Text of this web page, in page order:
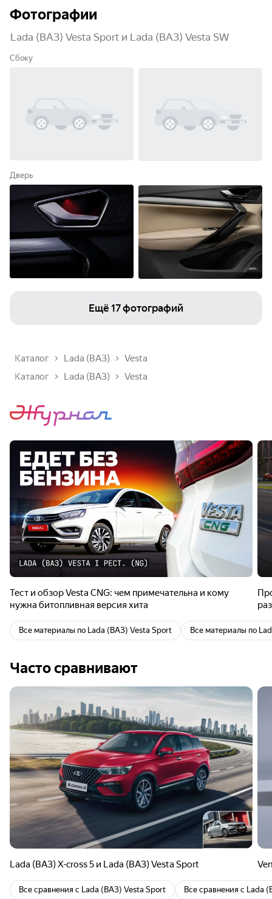
Фотографии
Lada (ВАЗ) Vesta Sport и Lada (ВАЗ) Vesta SW
Сбоку
Дверь
Ещё 17 фотографий
Каталог Lada (ВАЗ)
Vesta
Каталог
Lada (ВАЗ) Vesta
Тест и обзор Vesta CNG: чем примечательна и кому
нужна битопливная версия хита
раз
Все материалы по Lada (ВАЗ) Vesta Sport Все материалы по
Часто сравнивают
Lada (ВАЗ) X-cross 5 и Lada (ВАЗ) Vesta Sport
Все сравнения с Lada (ВАЗ) Vesta Sport Все сравнения с Lada